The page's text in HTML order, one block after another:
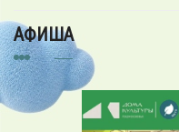
АФИША